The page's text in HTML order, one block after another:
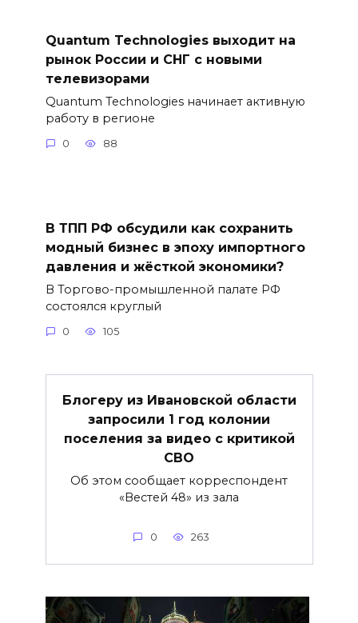
Quantum Technologies выходит на
рынок России и СНГ с новыми
телевизорами
Quantum Technologies начинает активную
работу в регионе
0 88
В ТПП РФ обсудили как сохранить
модный бизнес в эпоху импортного
давления и жёсткой экономики?
В Торгово-промышленной палате РФ
состоялся круглый
0 105
Блогеру из Ивановской области
запросили 1 год колонии
поселения за видео с критикой
СВО
Об этом сообщает корреспондент
«Вестей 48» из зала
0 263